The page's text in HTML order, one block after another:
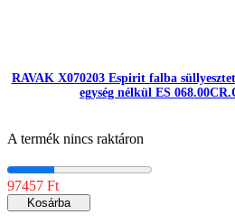
RAVAK X070203 Espirit falba
egység nélkül ES
A termék nincs raktáron
97457 Ft
Kosárba